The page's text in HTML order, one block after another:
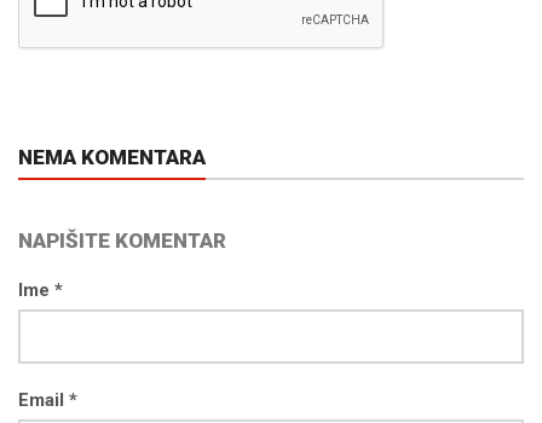
NEMA KOMENTARA
NAPIŠITE KOMENTAR
Ime *
Email *